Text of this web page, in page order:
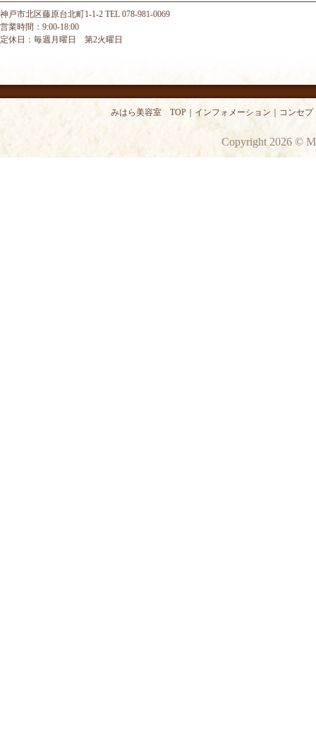
神戸市北区藤原台北町1-1-2 TEL 078-981-0069
営業時間：9:00-18:00
定休日：毎週月曜日 第2火曜日
みはら美容室 TOP インフォメーション コンセプ
Copyright 2026 ©